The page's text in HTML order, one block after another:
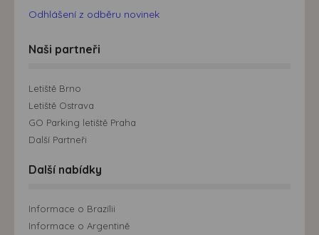
Odhlášení z odběru novinek
Naši partneři
Letiště Brno
Letiště Ostrava
GO Parking letiště Praha
Další Partneři
Další nabídky
Informace o Brazílii
Informace o Argentině